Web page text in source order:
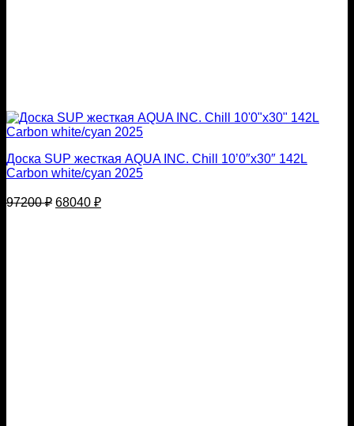
Доска SUP жесткая AQUA INC. Chill 10’0″x30″ 142L
Carbon white/cyan 2025
97200₽ Первоначальная
68040 ₽Текущая